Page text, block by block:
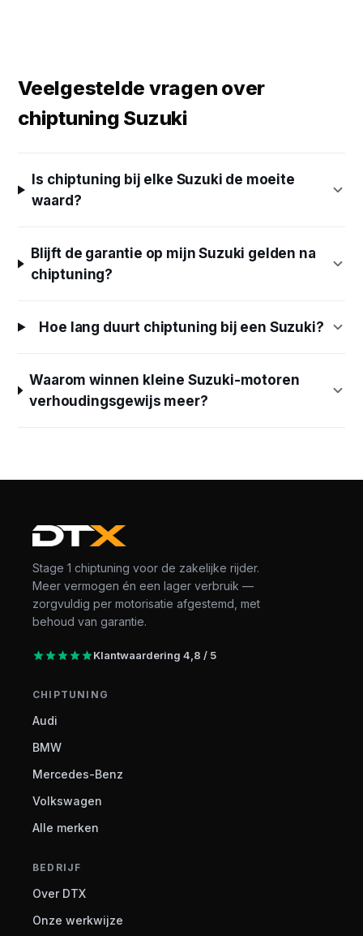
Veelgestelde vragen over
chiptuning Suzuki
Is chiptuning bij elke Suzuki de moeite
waard?
Blijft de garantie op mijn Suzuki gelden na
chiptuning?
Hoe lang duurt chiptuning bij een Suzuki?
Waarom winnen kleine Suzuki-motoren
verhoudingsgewijs meer?
Stage 1 chiptuning voor de zakelijke rijder.
Meer vermogen én een lager verbruik —
zorgvuldig per motorisatie afgestemd, met
behoud van garantie.
Klantwaardering 4,8 / 5
CHIPTUNING
Audi
BMW
Mercedes-Benz
Volkswagen
Alle merken
BEDRIJF
Over DTX
Onze werkwijze